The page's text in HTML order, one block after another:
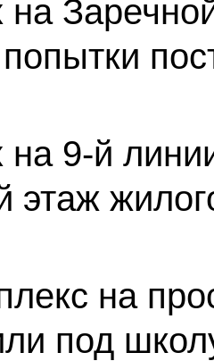
на
на 9-й
этаж
на
под